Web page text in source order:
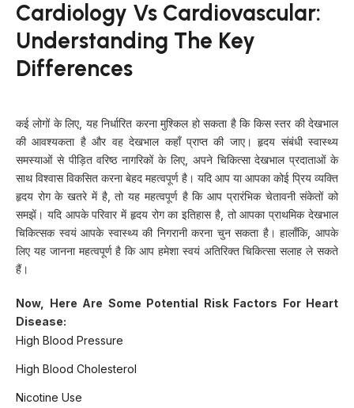
Cardiology Vs Cardiovascular:
Understanding The Key
Differences
कई लोगों के लिए, यह निर्धारित करना मुश्किल हो सकता है कि किस स्तर की देखभाल
की आवश्यकता है और वह देखभाल कहाँ प्राप्त की जाए। हृदय संबंधी स्वास्थ्य
समस्याओं से पीड़ित वरिष्ठ नागरिकों के लिए, अपने चिकित्सा देखभाल प्रदाताओं के
साथ विश्वास विकसित करना बेहद महत्वपूर्ण है। यदि आप या आपका कोई प्रिय व्यक्ति
हृदय रोग के खतरे में है, तो यह महत्वपूर्ण है कि आप प्रारंभिक चेतावनी संकेतों को
समझें। यदि आपके परिवार में हृदय रोग का इतिहास है, तो आपका प्राथमिक देखभाल
चिकित्सक स्वयं आपके स्वास्थ्य की निगरानी करना चुन सकता है। हालाँकि, आपके
लिए यह जानना महत्वपूर्ण है कि आप हमेशा स्वयं अतिरिक्त चिकित्सा सलाह ले सकते
हैं।
Now, Here Are Some Potential Risk Factors For Heart
Disease:
High Blood Pressure
High Blood Cholesterol
Nicotine Use